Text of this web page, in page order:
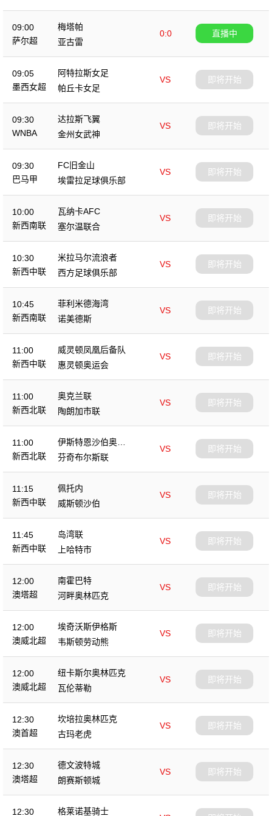
09:00
萨尔超
梅塔帕
0:0
亚古雷
直播中
09:05
墨西女超
阿特拉斯女足
VS
帕丘卡女足
即将开始
09:30
WNBA
达拉斯飞翼
VS
金州女武神
即将开始
09:30
巴马甲
FC旧金山
VS
埃雷拉足球俱乐部
即将开始
10:00
新西南联
瓦纳卡AFC
VS
塞尔温联合
即将开始
10:30
新西中联
米拉马尔流浪者
VS
西方足球俱乐部
即将开始
10:45
新西南联
菲利米德海湾
VS
诺美德斯
即将开始
11:00
新西中联
威灵顿凤凰后备队
VS
惠灵顿奥运会
即将开始
11:00
新西北联
奥克兰联
VS
陶朗加市联
即将开始
11:00
新西北联
伊斯特恩沙伯奥克
兰
VS
芬奇布尔斯联
即将开始
11:15
新西中联
佩托内
VS
威斯顿沙伯
即将开始
11:45
新西中联
岛湾联
VS
上哈特市
即将开始
12:00
澳塔超
南霍巴特
VS
河畔奥林匹克
即将开始
12:00
澳威北超
埃奇沃斯伊格斯
VS
韦斯顿劳动熊
即将开始
12:00
澳威北超
纽卡斯尔奥林匹克
VS
瓦伦蒂勒
即将开始
12:30
澳首超
坎培拉奥林匹克
VS
古玛老虎
即将开始
12:30
澳塔超
德文波特城
VS
朗赛斯顿城
即将开始
12:30 格莱诺基骑士